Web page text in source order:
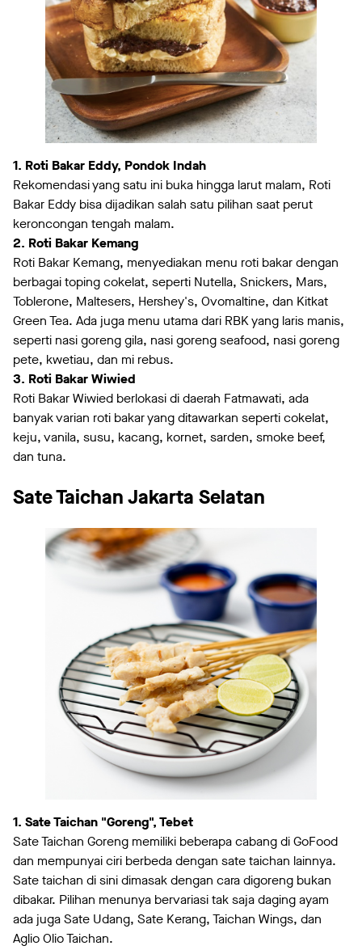
1. Roti Bakar Eddy, Pondok Indah
Rekomendasi yang satu ini buka hingga larut malam, Roti
Bakar Eddy bisa dijadikan salah satu pilihan saat perut
keroncongan tengah malam.
2. Roti Bakar Kemang
Roti Bakar Kemang, menyediakan menu roti bakar dengan
berbagai toping cokelat, seperti Nutella, Snickers, Mars,
Toblerone, Maltesers, Hershey's, Ovomaltine, dan Kitkat
Green Tea. Ada juga menu utama dari RBK yang laris manis,
seperti nasi goreng gila, nasi goreng seafood, nasi goreng
pete, kwetiau, dan mi rebus.
3. Roti Bakar Wiwied
Roti Bakar Wiwied berlokasi di daerah Fatmawati, ada
banyak varian roti bakar yang ditawarkan seperti cokelat,
keju, vanila, susu, kacang, kornet, sarden, smoke beef,
dan tuna.
Sate Taichan Jakarta Selatan
1. Sate Taichan "Goreng", Tebet
Sate Taichan Goreng memiliki beberapa cabang di GoFood
dan mempunyai ciri berbeda dengan sate taichan lainnya.
Sate taichan di sini dimasak dengan cara digoreng bukan
dibakar. Pilihan menunya bervariasi tak saja daging ayam
ada juga Sate Udang, Sate Kerang, Taichan Wings, dan
Aglio Olio Taichan.